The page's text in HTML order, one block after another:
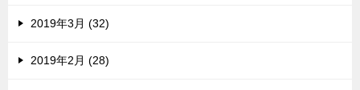
2019年3月 (32)
2019年2月 (28)